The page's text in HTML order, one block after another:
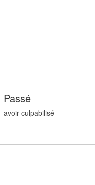
Passé
avoir culpabilisé